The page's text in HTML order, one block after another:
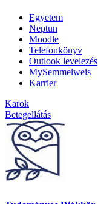
Egyetem
Neptun
Moodle
Telefonkönyv
Outlook levelezés
MySemmelweis
Karrier
Karok
Betegellátás